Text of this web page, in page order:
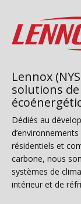
Lennox
solutions
Dédiés au
résidentiels et
carbone, nous
systèmes de
intérieur et de